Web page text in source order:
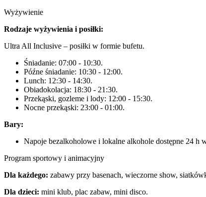
Wyżywienie
Rodzaje wyżywienia i posiłki:
Ultra All Inclusive – posiłki w formie bufetu.
Śniadanie: 07:00 - 10:30.
Późne śniadanie: 10:30 - 12:00.
Lunch: 12:30 - 14:30.
Obiadokolacja: 18:30 - 21:30.
Przekąski, gozleme i lody: 12:00 - 15:30.
Nocne przekąski: 23:00 - 01:00.
Bary:
Napoje bezalkoholowe i lokalne alkohole dostępne 24 h
Program sportowy i animacyjny
Dla każdego: zabawy przy basenach, wieczorne show,
Dla dzieci: mini klub, plac zabaw, mini disco.